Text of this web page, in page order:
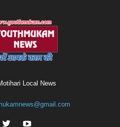
Local News